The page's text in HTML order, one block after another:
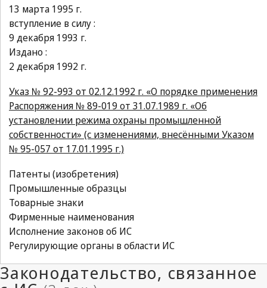
13 марта 1995 г.
вступление в силу :
9 декабря 1993 г.
Издано :
2 декабря 1992 г.
Указ № 92-993 от 02.12.1992 г. «О порядке применения
Распоряжения № 89-019 от 31.07.1989 г. «Об
установлении режима охраны промышленной
собственности» (с изменениями, внесёнными Указом
№ 95-057 от 17.01.1995 г.)
Патенты (изобретения)
Промышленные образцы
Товарные знаки
Фирменные наименования
Исполнение законов об ИС
Регулирующие органы в области ИС